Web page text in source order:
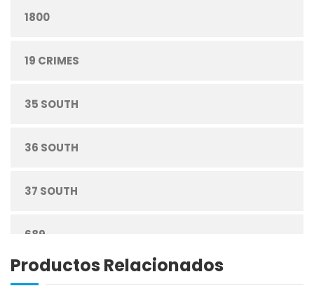
CONFITERÍA
CONGELADOS
CUIDADO PERSONAL
DESECHABLES
ENLATADOS
ESPECIAS
1800
19 CRIMES
35 SOUTH
36 SOUTH
37 SOUTH
689
Productos Relacionados